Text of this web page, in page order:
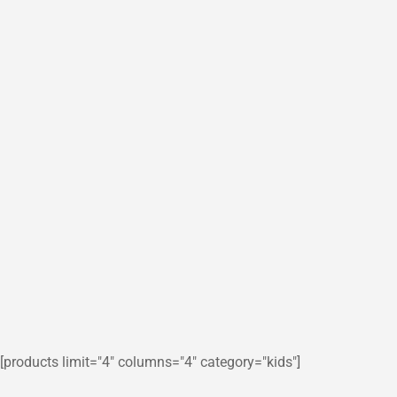
[products limit="4" columns="4" category="kids"]